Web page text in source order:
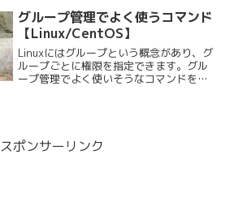
じ動き行頭に移動ctrl + a...
グループ管理でよく使うコマンド
【Linux/CentOS】
Linuxにはグループという概念があり、グ
ループごとに権限を指定できます。グル
ープ管理でよく使いそうなコマンドをま
スポンサーリンク